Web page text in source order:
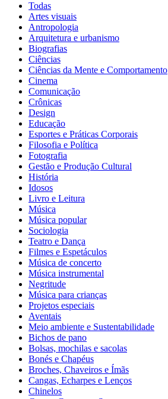
Todas
Artes visuais
Antropologia
Arquitetura e urbanismo
Biografias
Ciências
Ciências da Mente e Comportamento
Cinema
Comunicação
Crônicas
Design
Educação
Esportes e Práticas Corporais
Filosofia e Política
Fotografia
Gestão e Produção Cultural
História
Idosos
Livro e Leitura
Música
Música popular
Sociologia
Teatro e Dança
Filmes e Espetáculos
Música de concerto
Música instrumental
Negritude
Música para crianças
Projetos especiais
Aventais
Meio ambiente e Sustentabilidade
Bichos de pano
Bolsas, mochilas e sacolas
Bonés e Chapéus
Broches, Chaveiros e Ímãs
Cangas, Echarpes e Lenços
Chinelos